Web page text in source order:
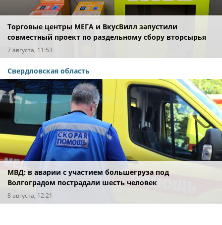
Торговые центры МЕГА и ВкусВилл запустили
совместный проект по раздельному сбору вторсырья
7 августа, 11:53
Свердловская область
МВД: в аварии с участием большегруза под
Волгоградом пострадали шесть человек
8 августа, 12:21